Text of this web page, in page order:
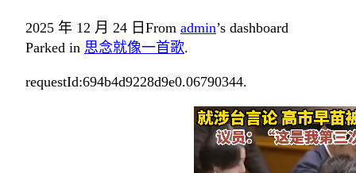
2025 年 12 月 24 日 From admin’s dashboard
Parked in 思念就像一首歌.
requestId:694b4d9228d9e0.06790344.